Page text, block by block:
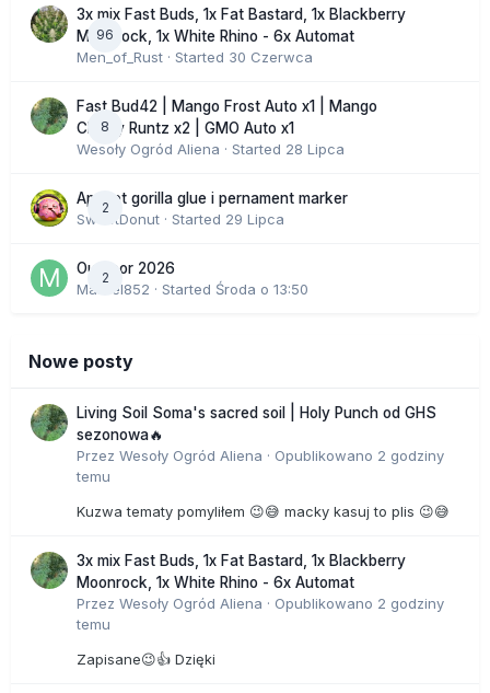
96
3x mix Fast Buds, 1x Fat Bastard, 1x Blackberry
Moonrock, 1x White Rhino - 6x Automat
Men_of_Rust · Started 30 Czerwca
8
Fast Bud42 | Mango Frost Auto x1 | Mango
Cherry Runtz x2 | GMO Auto x1
Wesoły Ogród Aliena · Started 28 Lipca
2
Apricot gorilla glue i pernament marker
SweetDonut · Started 29 Lipca
2
Outdoor 2026
Marcel852 · Started Środa o 13:50
Nowe posty
Living Soil Soma's sacred soil | Holy Punch od GHS
sezonowa🔥
Przez Wesoły Ogród Aliena · Opublikowano 2 godziny
temu
Kuzwa tematy pomyliłem 😉😅 macky kasuj to plis 😉😅
3x mix Fast Buds, 1x Fat Bastard, 1x Blackberry
Moonrock, 1x White Rhino - 6x Automat
Przez Wesoły Ogród Aliena · Opublikowano 2 godziny
temu
Zapisane😉👍 Dzięki